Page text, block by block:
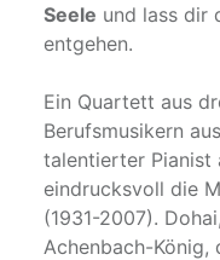
Seele und lass dir
entgehen.
Ein Quartett aus
Berufsmusikern
talentierter Pianist
eindrucksvoll die
(1931-2007).
Achenbach-König,